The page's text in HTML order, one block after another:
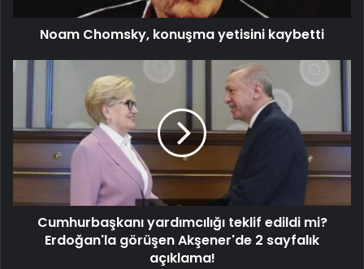
Noam Chomsky, konuşma yetisini kaybetti
Cumhurbaşkanı yardımcılığı teklif edildi mi?
Erdoğan'la görüşen Akşener'de 2 sayfalık
açıklama!